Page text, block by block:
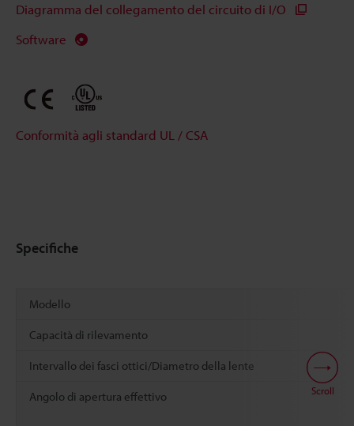
Diagramma del collegamento del circuito di I/O
Software
Conformità agli standard UL / CSA
Specifiche
Modello
Capacità di rilevamento
Intervallo dei fasci ottici/Diametro della lente
Angolo di apertura effettivo Scroll